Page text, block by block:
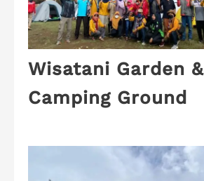
Wisatani Garden &
Camping Ground